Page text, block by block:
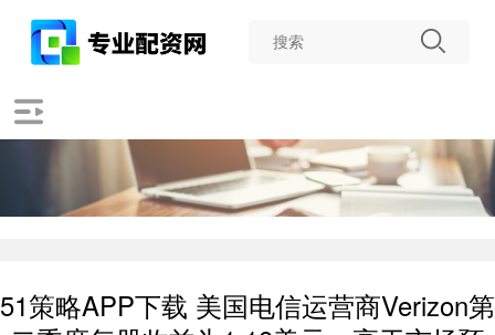
51策略APP下载 美国电信运营商Verizon第